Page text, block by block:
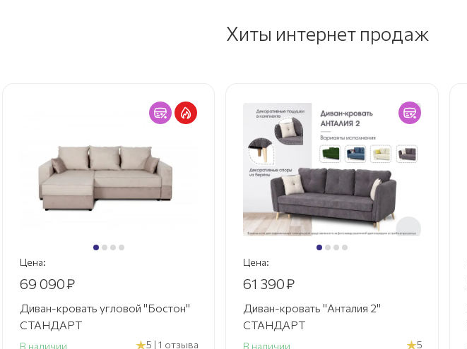
Хиты интернет продаж
Цена:
69 090₽
Диван-кровать угловой "Бостон"
СТАНДАРТ
В наличии 5 | 1 отзыва
Цена:
61 390₽
Диван-кровать "Анталия 2"
СТАНДАРТ
В наличии 5